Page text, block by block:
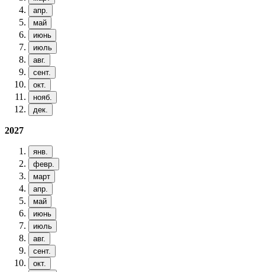
апр.
май
июнь
июль
авг.
сент.
окт.
нояб.
дек.
2027
янв.
февр.
март
апр.
май
июнь
июль
авг.
сент.
окт.